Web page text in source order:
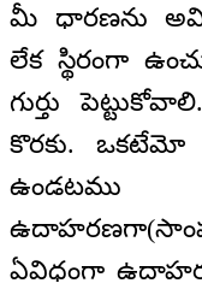
మీ ధారణను
లేక స్థిరంగా
గుర్తు
కొరకు.
ఏవిధంగా